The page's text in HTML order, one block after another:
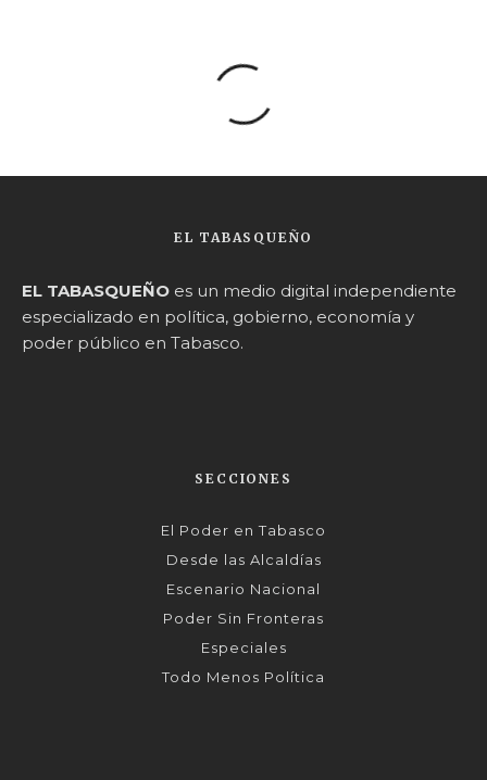
EL TABASQUEÑO
EL TABASQUEÑO es un medio digital independiente
especializado en política, gobierno, economía y
poder público en Tabasco.
SECCIONES
El Poder en Tabasco
Desde las Alcaldías
Escenario Nacional
Poder Sin Fronteras
Especiales
Todo Menos Política